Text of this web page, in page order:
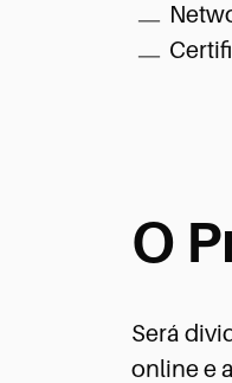
O
Será
online e